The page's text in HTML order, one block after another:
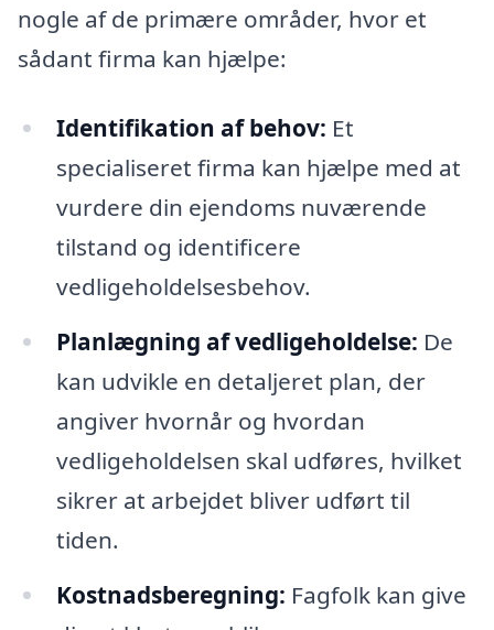
nogle af de primære områder, hvor et
sådant firma kan hjælpe:
Identifikation af behov: Et
specialiseret firma kan hjælpe med at
vurdere din ejendoms nuværende
tilstand og identificere
vedligeholdelsesbehov.
Planlægning af vedligeholdelse: De
kan udvikle en detaljeret plan, der
angiver hvornår og hvordan
vedligeholdelsen skal udføres, hvilket
sikrer at arbejdet bliver udført til
tiden.
Kostnadsberegning: Fagfolk kan give